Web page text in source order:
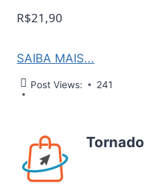
R$21,90
SAIBA MAIS...
Post Views: 241
Tornado